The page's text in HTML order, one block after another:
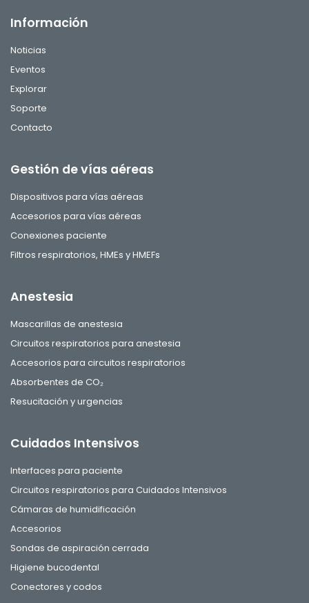
Información
Noticias
Eventos
Explorar
Soporte
Contacto
Gestión de vías aéreas
Dispositivos para vías aéreas
Accesorios para vías aéreas
Conexiones paciente
Filtros respiratorios, HMEs y HMEFs
Anestesia
Mascarillas de anestesia
Circuitos respiratorios para anestesia
Accesorios para circuitos respiratorios
Absorbentes de CO₂
Resucitación y urgencias
Cuidados Intensivos
Interfaces para paciente
Circuitos respiratorios para Cuidados Intensivos
Cámaras de humidificación
Accesorios
Sondas de aspiración cerrada
Higiene bucodental
Conectores y codos